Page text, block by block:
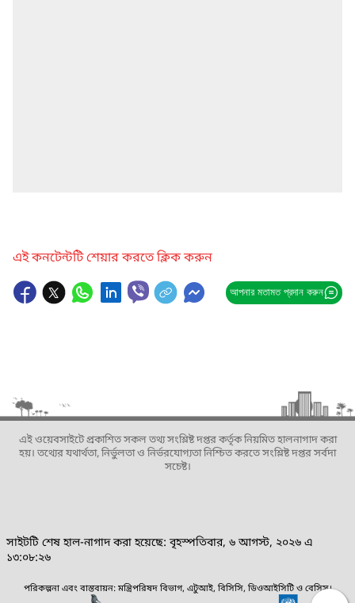
এই কনটেন্টটি শেয়ার করতে ক্লিক করুন
আপনার মতামত প্রদান করুন
এই ওয়েবসাইটে প্রকাশিত সকল তথ্য সংশ্লিষ্ট দপ্তর কর্তৃক নিয়মিত হালনাগাদ করা
হয়। তথ্যের যথার্থতা, নির্ভুলতা ও নির্ভরযোগ্যতা নিশ্চিত করতে সংশ্লিষ্ট দপ্তর সর্বদা
সচেষ্ট।
সাইটটি শেষ হাল-নাগাদ করা হয়েছে: বৃহস্পতিবার, ৬ আগস্ট, ২০২৬ এ
১৩:০৮:২৬
পরিকল্পনা এবং বাস্তবায়ন: মন্ত্রিপরিষদ বিভাগ, এটুআই, বিসিসি, ডিওআইসিটি ও বেসিস।